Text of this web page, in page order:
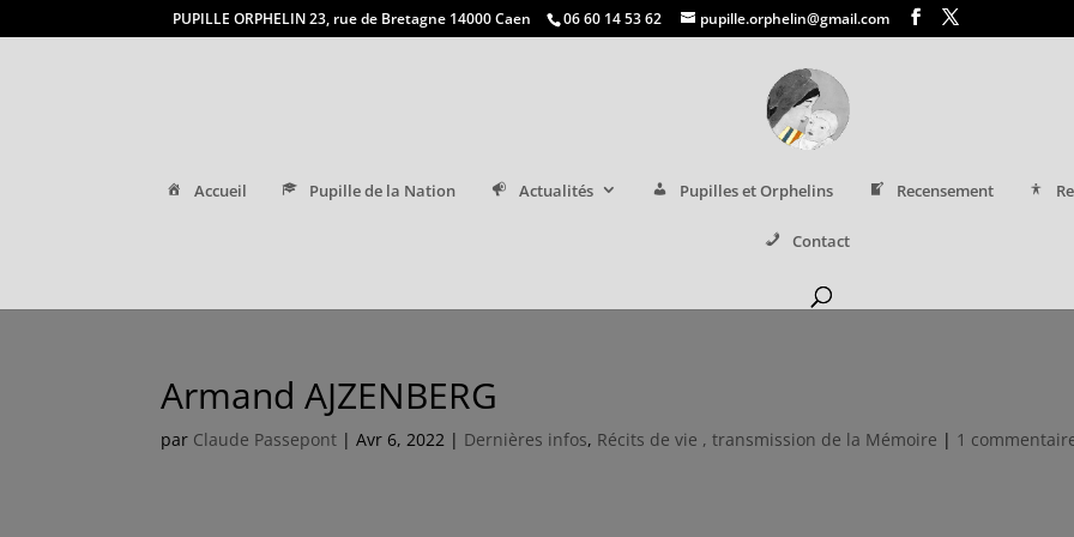
PUPILLE ORPHELIN 23, rue de Bretagne 14000 Caen 06 60 14 53 62 pupille.orphelin@gmail.com
Accueil Pupille de la Nation Actualités Pupilles et Orphelins Recensement
Contact
Armand AJZENBERG
par Claude Passepont |Avr 6, 2022 | Dernières infos, Récits de vie , transmission de la Mémoire | 1